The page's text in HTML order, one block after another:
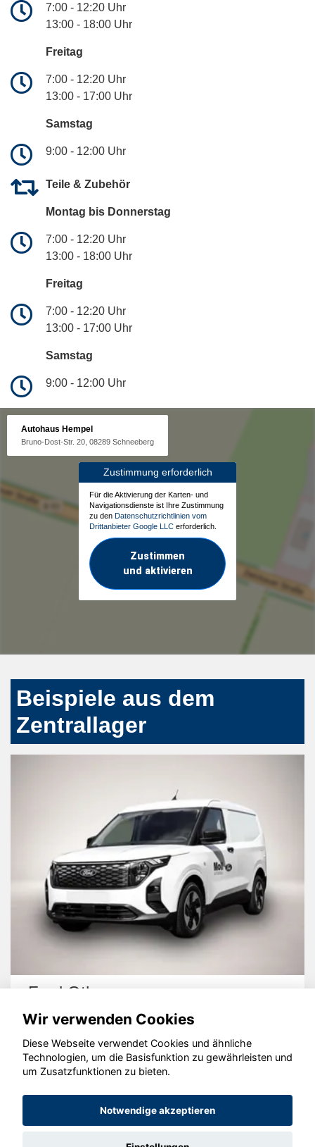
7:00 - 12:20 Uhr
13:00 - 18:00 Uhr
Freitag
7:00 - 12:20 Uhr
13:00 - 17:00 Uhr
Samstag
9:00 - 12:00 Uhr
Teile & Zubehör
Montag bis Donnerstag
7:00 - 12:20 Uhr
13:00 - 18:00 Uhr
Freitag
7:00 - 12:20 Uhr
13:00 - 17:00 Uhr
Samstag
9:00 - 12:00 Uhr
Autohaus Hempel
Bruno-Dost-Str. 20, 08289 Schneeberg
Zustimmung erforderlich
Für die Aktivierung der Karten- und
Navigationsdienste ist Ihre Zustimmung
zu den Datenschutzrichtlinien vom
Drittanbieter Google LLC erforderlich.
Zustimmen
und aktivieren
Beispiele aus dem
Zentrallager
Ford Other
© konjunkturmotor.de GmbH 2020 - 2026
Wir verwenden Cookies
Diese Webseite verwendet Cookies und ähnliche
Technologien, um die Basisfunktion zu gewährleisten und
um Zusatzfunktionen zu bieten.
Notwendige akzeptieren